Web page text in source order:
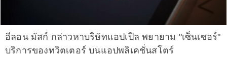
อีลอน มัสก์ กล่าวหาบริษัทแอปเปิล พยายาม "เซ็นเซอร์"
บริการของทวิตเตอร์ บนแอปพลิเคชั่นสโตร์